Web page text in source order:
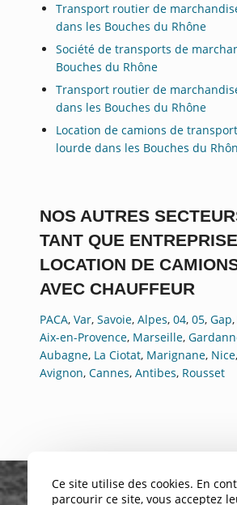
Transport routier de
dans les Bouches du Rhône
Société de transports de
Bouches du Rhône
Transport routier de
dans les Bouches du Rhône
Location de camions de
lourde dans les Bouches du
NOS AUTRES
TANT QUE
LOCATION DE
AVEC CHAUFFEUR
PACA, Var, Savoie, Alpes, 04, 05, Gap,
Aix-en-Provence, Marseille,
Aubagne, La Ciotat, Marignane, Nice,
Avignon, Cannes, Antibes, Rousset
Ce site utilise des cookies. En
parcourir ce site, vous acceptez